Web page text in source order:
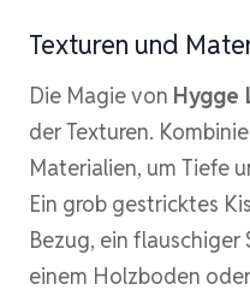
Texturen und
Die Magie von Hygge
der Texturen.
Materialien, um Tiefe
Ein grob gestricktes
Bezug, ein
einem Holzboden